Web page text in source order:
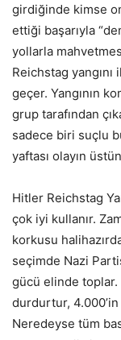
girdiğinde kimse
ettiği başarıyla
yollarla
Reichstag
geçer. Yangının
grup tarafından
sadece biri suçlu
yaftası olayın
Hitler Reichstag
çok iyi kullanır.
korkusu
seçimde Nazi
gücü elinde
durdurtur,
Neredeyse tüm